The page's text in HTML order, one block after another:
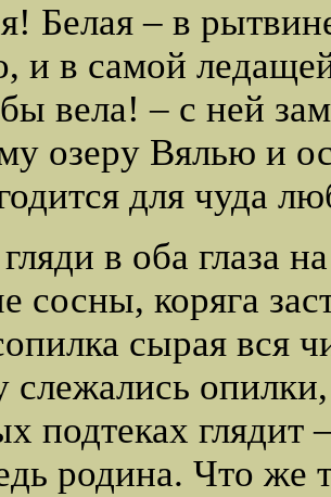
Белая – в
и в самой
вела! – с ней
озеру Вялью и
для чуда
в оба глаза
сосны, коряга
сырая вся
слежались
подтеках глядит
родина. Что же